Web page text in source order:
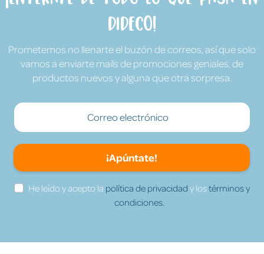
Dideco!
Prometemos no llenarte el buzón de correos, así que solo
vamos a enviarte mails de promociones geniales, de
productos nuevos y alguna que otra sorpresa.
¡Apúntate!
He leído y acepto la política de privacidad y lostérminos y
condiciones.